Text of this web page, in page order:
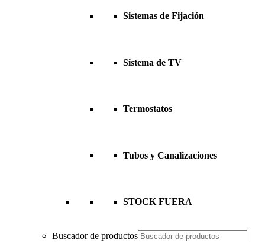
Sistemas de Fijación
Sistema de TV
Termostatos
Tubos y Canalizaciones
STOCK FUERA
Buscador de productos